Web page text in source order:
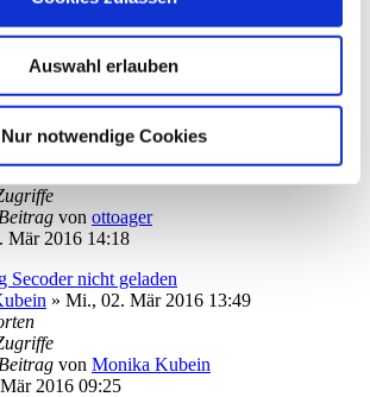
Auswahl erlauben
Nur notwendige Cookies
Fr., 11. Mär 2016 11:04
Beitragvonottoager
2016 13:59
7, Client / Server Version oder nicht
Do., 10. Mär 2016 07:49
von ottoager
Mär 2016 14:18
Secoder nicht geladen
» Mi., 02. Mär 2016 13:49
von Monika Kubein
2016 09:25